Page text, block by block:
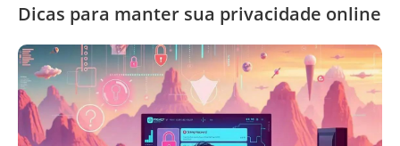
Dicas para manter sua privacidade online